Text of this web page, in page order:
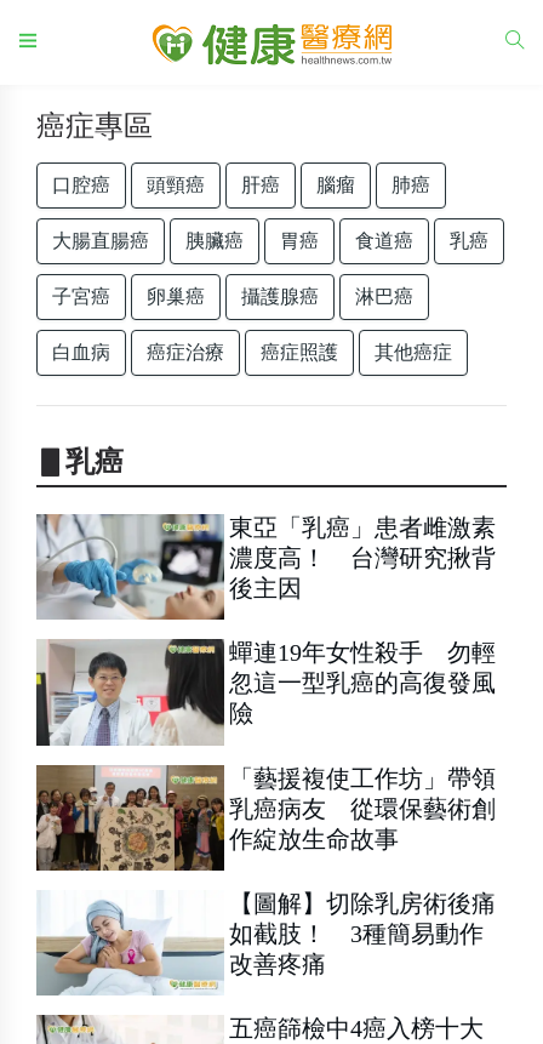
癌症專區
口腔癌 頭頸癌 肝癌 腦瘤 肺癌
大腸直腸癌 胰臟癌 胃癌 食道癌 乳癌
子宮癌 卵巢癌 攝護腺癌 淋巴癌
白血病 癌症治療 癌症照護 其他癌症
▋乳癌
東亞「乳癌」患者雌激素
濃度高！ 台灣研究揪背
後主因
蟬連19年女性殺手 勿輕
忽這一型乳癌的高復發風
險
「藝援複使工作坊」帶領
乳癌病友 從環保藝術創
作綻放生命故事
【圖解】切除乳房術後痛
如截肢！ 3種簡易動作
改善疼痛
五癌篩檢中4癌入榜十大